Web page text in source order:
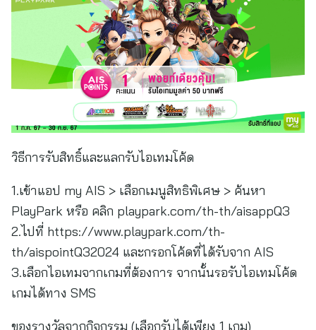
วิธีการรับสิทธิ์และแลกรับไอเทมโค้ด
1.เข้าแอป my AIS > เลือกเมนูสิทธิพิเศษ > ค้นหา
PlayPark หรือ คลิก playpark.com/th-th/aisappQ3
2.ไปที่ https://www.playpark.com/th-
th/aispointQ32024 และกรอกโค้ดที่ได้รับจาก AIS
3.เลือกไอเทมจากเกมที่ต้องการ จากนั้นรอรับไอเทมโค้ด
เกมได้ทาง SMS
ของรางวัลจากกิจกรรม (เลือกรับได้เพียง 1 เกม)